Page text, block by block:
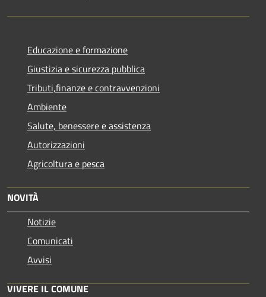
Educazione e formazione
Giustizia e sicurezza pubblica
Tributi,finanze e contravvenzioni
Ambiente
Salute, benessere e assistenza
Autorizzazioni
Agricoltura e pesca
NOVITÀ
Notizie
Comunicati
Avvisi
VIVERE IL COMUNE